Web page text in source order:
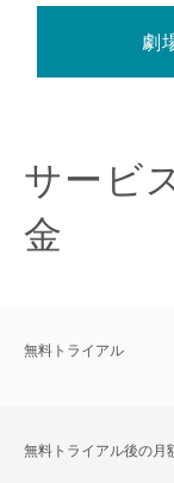
劇
サービ
金
無料トライアル
無料トライアル後の⽉